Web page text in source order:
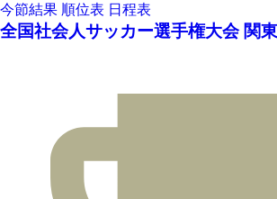
今節結果 順位表 日程表
全国社会人サッカー選手権大会 関